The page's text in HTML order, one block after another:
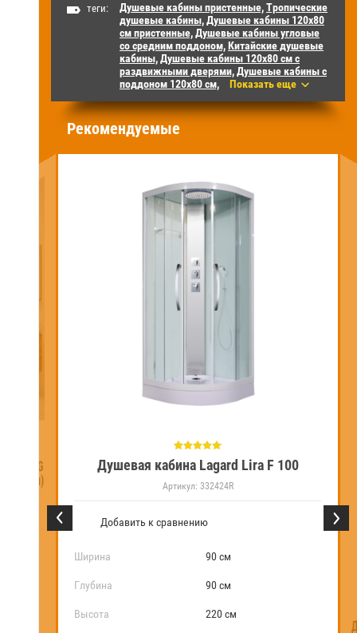
теги: Душевые кабины пристенные,Тропические
душевые кабины,Душевые кабины 120х80
см пристенные,Душевые кабины угловые
со средним поддоном,Китайские душевые
кабины,Душевые кабины 120х80 см с
раздвижными дверями,Душевые кабины с
поддоном 120х80 см,
Показать еще
Рекомендуемые
14LG
(26см)
Душевая кабина Lagard Lira F 100
Артикул: 332424R
Добавить к сравнению
Ширина 90 см
Глубина 90 см
Высота 220 см